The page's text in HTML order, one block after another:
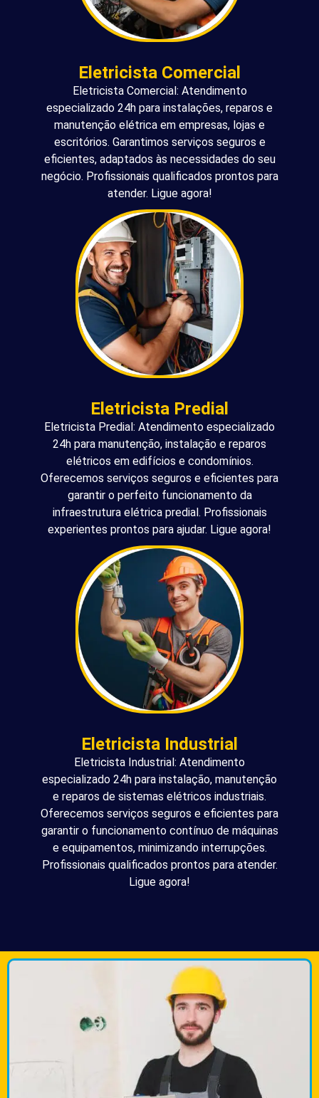
Eletricista Comercial
Eletricista Comercial: Atendimento
especializado 24h para instalações, reparos e
manutenção elétrica em empresas, lojas e
escritórios. Garantimos serviços seguros e
eficientes, adaptados às necessidades do seu
negócio. Profissionais qualificados prontos para
atender. Ligue agora!
Eletricista Predial
Eletricista Predial: Atendimento especializado
24h para manutenção, instalação e reparos
elétricos em edifícios e condomínios.
Oferecemos serviços seguros e eficientes para
garantir o perfeito funcionamento da
infraestrutura elétrica predial. Profissionais
experientes prontos para ajudar. Ligue agora!
Eletricista Industrial
Eletricista Industrial: Atendimento
especializado 24h para instalação, manutenção
e reparos de sistemas elétricos industriais.
Oferecemos serviços seguros e eficientes para
garantir o funcionamento contínuo de máquinas
e equipamentos, minimizando interrupções.
Profissionais qualificados prontos para atender.
Ligue agora!